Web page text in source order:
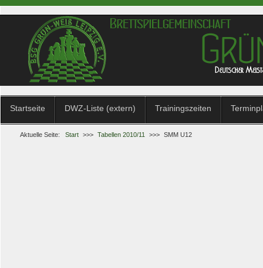
Startseite DWZ-Liste (extern) Trainingszeiten
Aktuelle Seite: Start >>> Tabellen 2010/11 >>> SMM U12